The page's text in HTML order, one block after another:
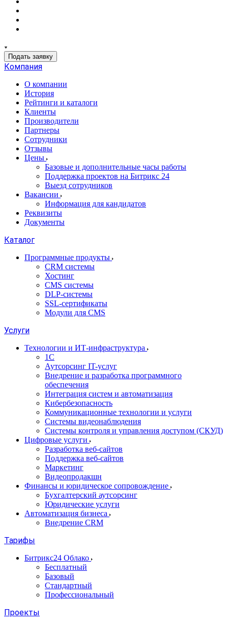
Подать заявку
Компания
О компании
История
Рейтинги и каталоги
Клиенты
Производители
Партнеры
Сотрудники
Отзывы
Цены
Базовые и дополнительные часы работы
Поддержка проектов на Битрикс 24
Выезд сотрудников
Вакансии
Информация для кандидатов
Реквизиты
Документы
Каталог
Программные продукты
CRM системы
Хостинг
CMS системы
DLP‑системы
SSL-сертификаты
Модули для CMS
Услуги
Технологии и ИТ-инфраструктура
1С
Аутсорсинг IT-услуг
Внедрение и разработка программного
обеспечения
Интеграция систем и автоматизация
Кибербезопасность
Коммуникационные технологии и услуги
Системы видеонаблюдения
Системы контроля и управления доступом (СКУД)
Цифровые услуги
Разработка веб-сайтов
Поддержка веб-сайтов
Маркетинг
Видеопродакшн
Финансы и юридическое сопровождение
Бухгалтерский аутсорсинг
Юридические услуги
Автоматизация бизнеса
Внедрение CRM
Тарифы
Битрикс24 Облако
Бесплатный
Базовый
Стандартный
Профессиональный
Проекты